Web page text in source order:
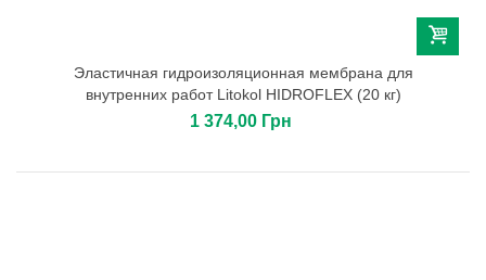
Эластичная гидроизоляционная мембрана для
внутренних работ Litokol HIDROFLEX (20 кг)
1 374,00 Грн